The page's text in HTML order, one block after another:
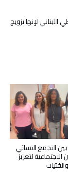
لإنها تزويج
التجمع النسائي
لتعزيز